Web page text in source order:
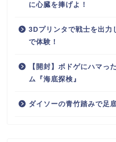
に心臓を捧げよ！
3Dプリンタで戦士を出力
で体験！
【開封】ボドゲにハマっ
ム『海底探検』
ダイソーの青竹踏みで足